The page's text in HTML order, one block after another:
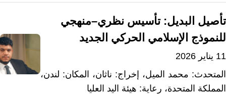
تأصيل البديل: تأسيس نظري–منهجي
للنموذج الإسلامي الحركي الجديد
11 يناير 2026
المتحدث: محمد الميل، إخراج: ناثان، المكان: لندن،
المملكة المتحدة، رعاية: هيئة اليد العليا